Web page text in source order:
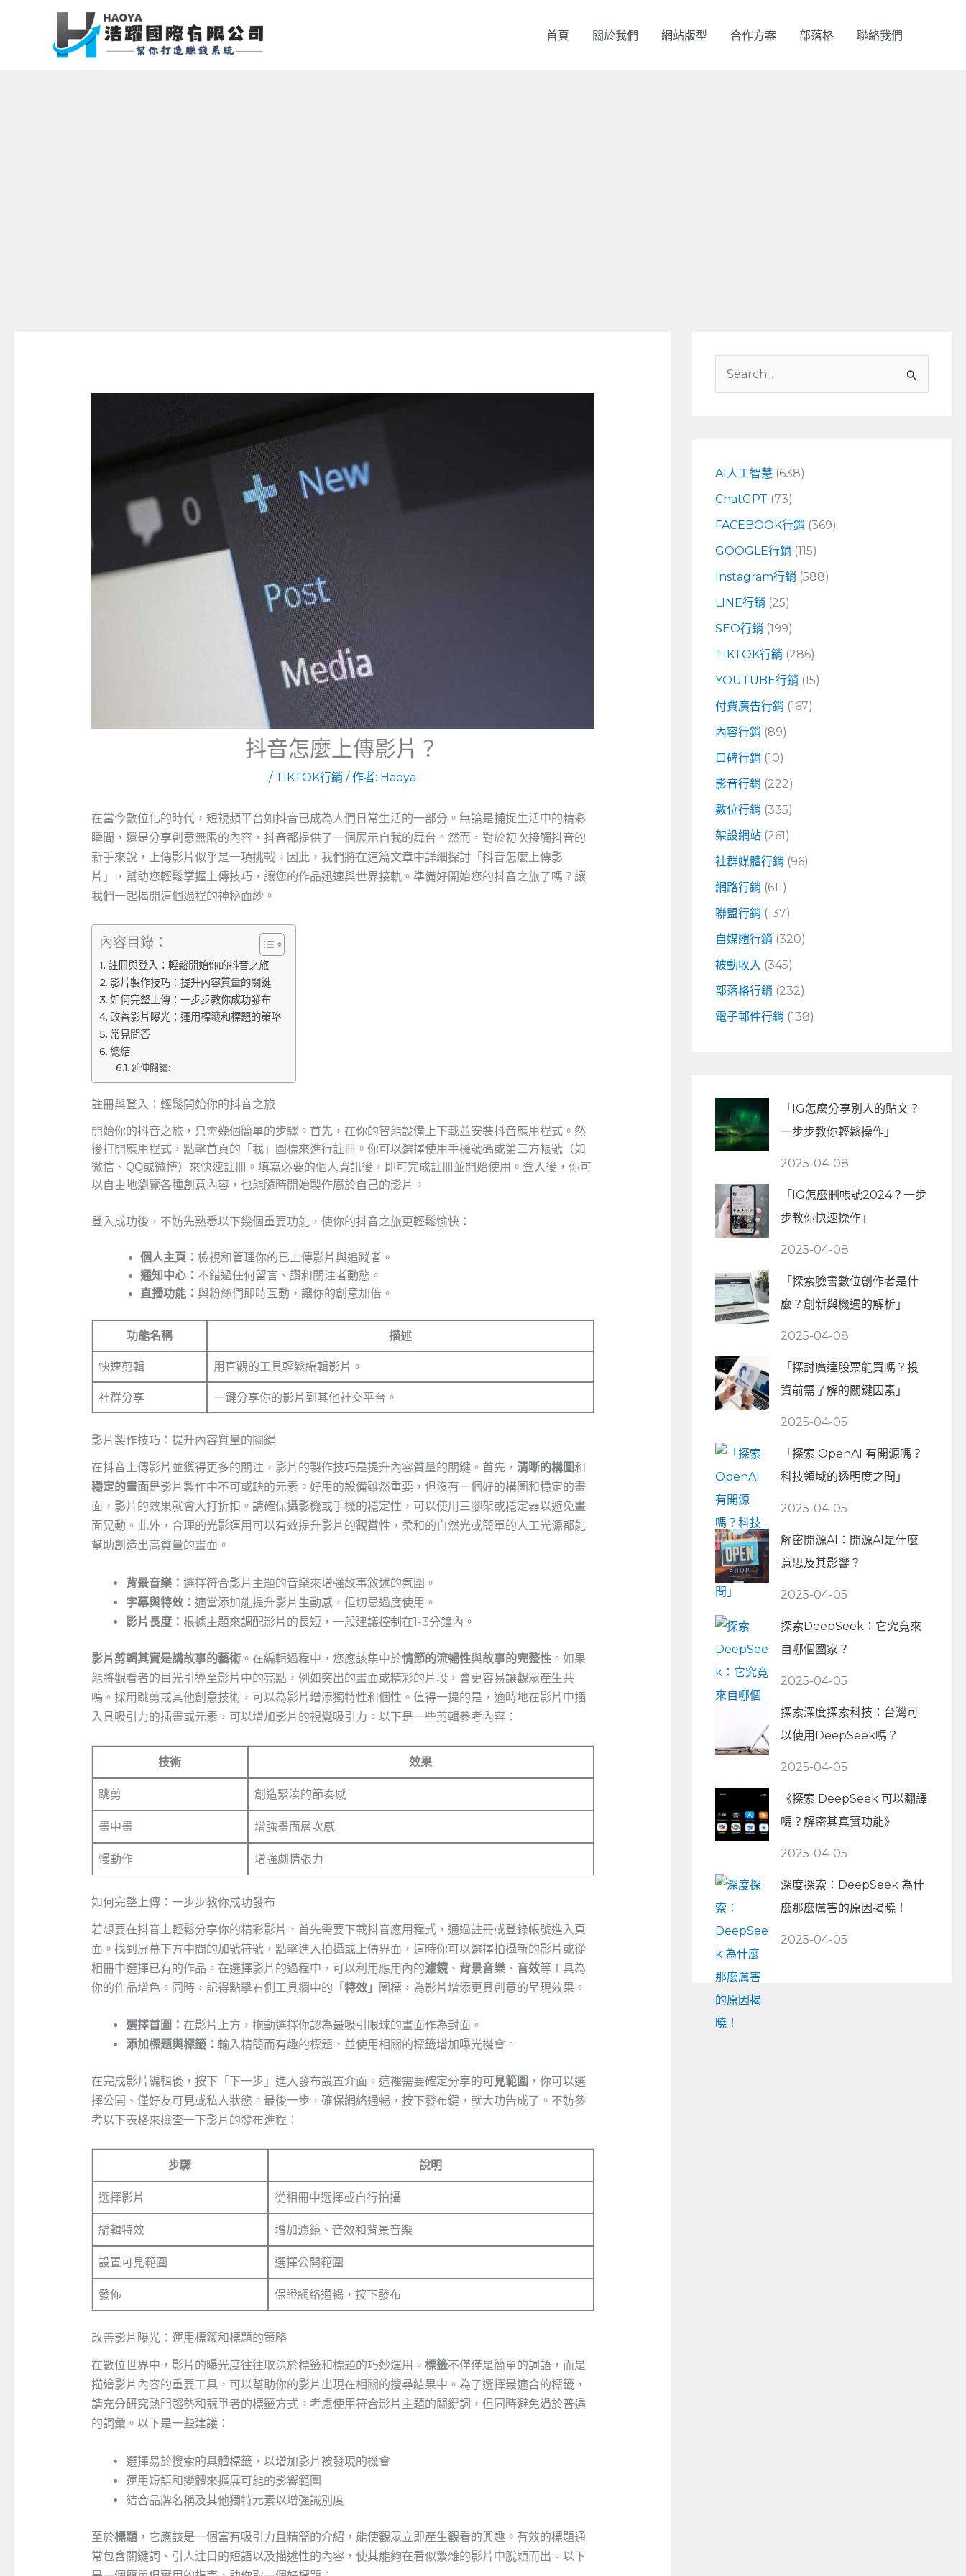
首頁 關於我們 網站版型 合作方案 部落格 聯絡我們
抖音怎麼上傳影片？
/ TIKTOK行銷 / 作者: Haoya
在當今數位化的時代，短視頻平台如抖音已成為人們日常生活的一部分。無論是捕捉生活中的精彩
瞬間，還是分享創意無限的內容，抖音都提供了一個展示自我的舞台。然而，對於初次接觸抖音的
新手來說，上傳影片似乎是一項挑戰。因此，我們將在這篇文章中詳細探討「抖音怎麼上傳影
片」，幫助您輕鬆掌握上傳技巧，讓您的作品迅速與世界接軌。準備好開始您的抖音之旅了嗎？讓
我們一起揭開這個過程的神秘面紗。
內容目錄：
註冊與登入：輕鬆開始你的抖音之旅
影片製作技巧：提升內容質量的關鍵
如何完整上傳：一步步教你成功發布
改善影片曝光：運用標籤和標題的策略
常見問答
總結
延伸閱讀:
註冊與登入：輕鬆開始你的抖音之旅
開始你的抖音之旅，只需幾個簡單的步驟。首先，在你的智能設備上下載並安裝抖音應用程式。然
後打開應用程式，點擊首頁的「我」圖標來進行註冊。你可以選擇使用手機號碼或第三方帳號（如
微信、QQ或微博）來快速註冊。填寫必要的個人資訊後，即可完成註冊並開始使用。登入後，你可
以自由地瀏覽各種創意內容，也能隨時開始製作屬於自己的影片。
登入成功後，不妨先熟悉以下幾個重要功能，使你的抖音之旅更輕鬆愉快：
個人主頁： 檢視和管理你的已上傳影片與追蹤者。
通知中心： 不錯過任何留言、讚和關注者動態。
直播功能： 與粉絲們即時互動，讓你的創意加倍。
功能名稱 描述
快速剪輯 用直觀的工具輕鬆編輯影片。
社群分享 一鍵分享你的影片到其他社交平台。
影片製作技巧：提升內容質量的關鍵
在抖音上傳影片並獲得更多的關注，影片的製作技巧是提升內容質量的關鍵。首先， 清晰的構圖和
穩定的畫面是影片製作中不可或缺的元素。好用的設備雖然重要，但沒有一個好的構圖和穩定的畫
面，影片的效果就會大打折扣。請確保攝影機或手機的穩定性，可以使用三腳架或穩定器以避免畫
面晃動。此外，合理的光影運用可以有效提升影片的觀賞性，柔和的自然光或簡單的人工光源都能
幫助創造出高質量的畫面。
背景音樂： 選擇符合影片主題的音樂來增強故事敘述的氛圍。
字幕與特效： 適當添加能提升影片生動感，但切忌過度使用。
影片長度： 根據主題來調配影片的長短，一般建議控制在1-3分鐘內。
影片剪輯其實是講故事的藝術。在編輯過程中，您應該集中於情節的流暢性與故事的完整性。如果
能將觀看者的目光引導至影片中的亮點，例如突出的畫面或精彩的片段，會更容易讓觀眾產生共
鳴。採用跳剪或其他創意技術，可以為影片增添獨特性和個性。值得一提的是，適時地在影片中插
入具吸引力的插畫或元素，可以增加影片的視覺吸引力。以下是一些剪輯參考內容：
技術 效果
跳剪 創造緊湊的節奏感
畫中畫 增強畫面層次感
慢動作 增強劇情張力
如何完整上傳：一步步教你成功發布
若想要在抖音上輕鬆分享你的精彩影片，首先需要下載抖音應用程式，通過註冊或登錄帳號進入頁
面。找到屏幕下方中間的加號符號，點擊進入拍攝或上傳界面，這時你可以選擇拍攝新的影片或從
相冊中選擇已有的作品。在選擇影片的過程中，可以利用應用內的濾鏡、 背景音樂、 音效等工具為
你的作品增色。同時，記得點擊右側工具欄中的 「特效」 圖標，為影片增添更具創意的呈現效果。
選擇首圖： 在影片上方，拖動選擇你認為最吸引眼球的畫面作為封面。
添加標題與標籤： 輸入精簡而有趣的標題，並使用相關的標籤增加曝光機會。
在完成影片編輯後，按下「下一步」進入發布設置介面。這裡需要確定分享的可見範圍 ，你可以選
擇公開、僅好友可見或私人狀態。最後一步，確保網絡通暢，按下發布鍵，就大功告成了。不妨參
考以下表格來檢查一下影片的發布進程：
步驟 說明
選擇影片 從相冊中選擇或自行拍攝
編輯特效 增加濾鏡、音效和背景音樂
設置可見範圍 選擇公開範圍
發佈 保證網絡通暢，按下發布
改善影片曝光：運用標籤和標題的策略
在數位世界中，影片的曝光度往往取決於標籤和標題的巧妙運用。 標籤不僅僅是簡單的詞語，而是
描繪影片內容的重要工具，可以幫助你的影片出現在相關的搜尋結果中。為了選擇最適合的標籤，
請充分研究熱門趨勢和競爭者的標籤方式。考慮使用符合影片主題的關鍵詞，但同時避免過於普遍
的詞彙。以下是一些建議：
選擇易於搜索的具體標籤，以增加影片被發現的機會
運用短語和變體來擴展可能的影響範圍
結合品牌名稱及其他獨特元素以增強識別度
至於標題，它應該是一個富有吸引力且精簡的介紹，能使觀眾立即產生觀看的興趣。有效的標題通
常包含關鍵詞、引人注目的短語以及描述性的內容，使其能夠在看似繁雜的影片中脫穎而出。以下
字
:
AI人工智慧 (638)
ChatGPT (73)
FACEBOOK行銷 (369)
GOOGLE行銷 (115)
Instagram行銷 (588)
LINE行銷 (25)
SEO行銷 (199)
TIKTOK行銷 (286)
YOUTUBE行銷 (15)
付費廣告行銷 (167)
內容行銷 (89)
口碑行銷 (10)
影音行銷 (222)
數位行銷 (335)
架設網站(261)
社群媒體行銷 (96)
網路行銷 (611)
聯盟行銷 (137)
自媒體行銷 (320)
被動收入 (345)
部落格行銷 (232)
電子郵件行銷 (138)
「IG怎麼分享別人的貼文？
一步步教你輕鬆操作」
2025-04-08
「IG怎麼刪帳號2024？一步
步教你快速操作」
2025-04-08
「探索臉書數位創作者是什
麼？創新與機遇的解析」
2025-04-08
「探討廣達股票能買嗎？投
資前需了解的關鍵因素」
2025-04-05
「探索 OpenAI 有開源嗎？
科技領域的透明度之問」
2025-04-05
解密開源AI：開源AI是什麼
意思及其影響？
2025-04-05
探索DeepSeek：它究竟來
自哪個國家？
2025-04-05
探索深度探索科技：台灣可
以使用DeepSeek嗎？
2025-04-05
《探索 DeepSeek 可以翻譯
嗎？解密其真實功能》
2025-04-05
深度探索：DeepSeek 為什
麼那麼厲害的原因揭曉！
2025-04-05